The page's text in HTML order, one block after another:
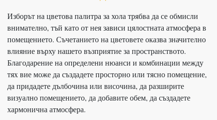
Изборът на цветова палитра за хола трябва да се обмисли
внимателно, тъй като от нея зависи цялостната атмосфера в
помещението. Съчетанието на цветовете оказва значително
влияние върху нашето възприятие за пространството.
Благодарение на определени нюанси и комбинации между
тях вие може да създадете просторно или тясно помещение,
да придадете дълбочина или височина, да разширите
визуално помещението, да добавите обем, да създадете
хармонична атмосфера.